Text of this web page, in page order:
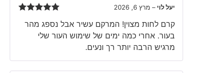
of 5
יעל לוי – מרץ 6, 2026
קרם לחות מצוין! המרקם עשיר אבל נספג מהר
בעור. אחרי כמה ימים של שימוש העור שלי
מרגיש הרבה יותר רך ונעים.